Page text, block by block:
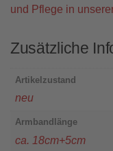
und Pflege in
Zusätzliche
Artikelzustand
neu
Armbandlänge
ca. 18cm+5cm